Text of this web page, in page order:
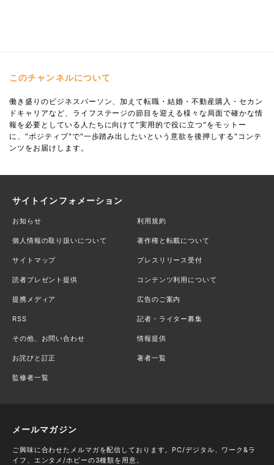
このチャンネルについて
働き盛りのビジネスパーソン、加えて転職・結婚・不動産購入・セカン
ドキャリアなど、ライフステージの節目を迎える様々な局面で確かな情
報を必要としている人たちに向けて"実用的で役に立つ"をモットー
に、"ポジティブ"で"一歩踏み出したいという意欲を後押しする"コンテ
ンツをお届けします。
サイトインフォメーション
お知らせ 利用規約
個人情報の取り扱いについて 著作権と転載について
サイトマップ プレスリリース受付
読者プレゼント提供 コンテンツ利用について
提携メディア 広告のご案内
RSS 記者・ライター募集
その他、お問い合わせ 情報提供
お詫びと訂正 著者一覧
監修者一覧
メールマガジン
ご興味に合わせたメルマガを配信しております。PC/デジタル、ワーク&ラ
イフ、エンタメ/ホビーの3種類を用意。